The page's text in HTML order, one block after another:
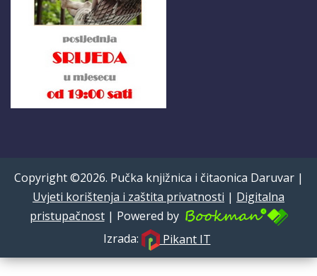
Copyright ©2026. Pučka knjižnica i čitaonica Daruvar |
Uvjeti korištenja i zaštita privatnosti | Digitalna
pristupačnost| Powered by
Izrada:
Pikant IT